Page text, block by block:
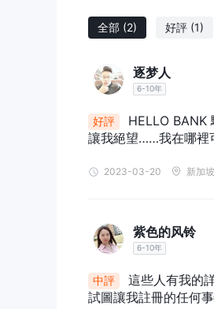
是 HELLO BANK合法
市集工具
HELLO BANK提供各種
（treasury bond）等政
（investmentgrade）和
該平台提供精選股票，
敦證券交易所(LSE) 和
交易所交易基金（
HELLO BANK提供 ETF
全部 (2) 好評 (1)
逐梦人
6-10年
好評
HELLO BANK
讓我絕望……我在哪裡
2023-03-20 新加坡
紫色的风铃
6-10年
中評
這些人有我的
試圖讓我註冊的任何